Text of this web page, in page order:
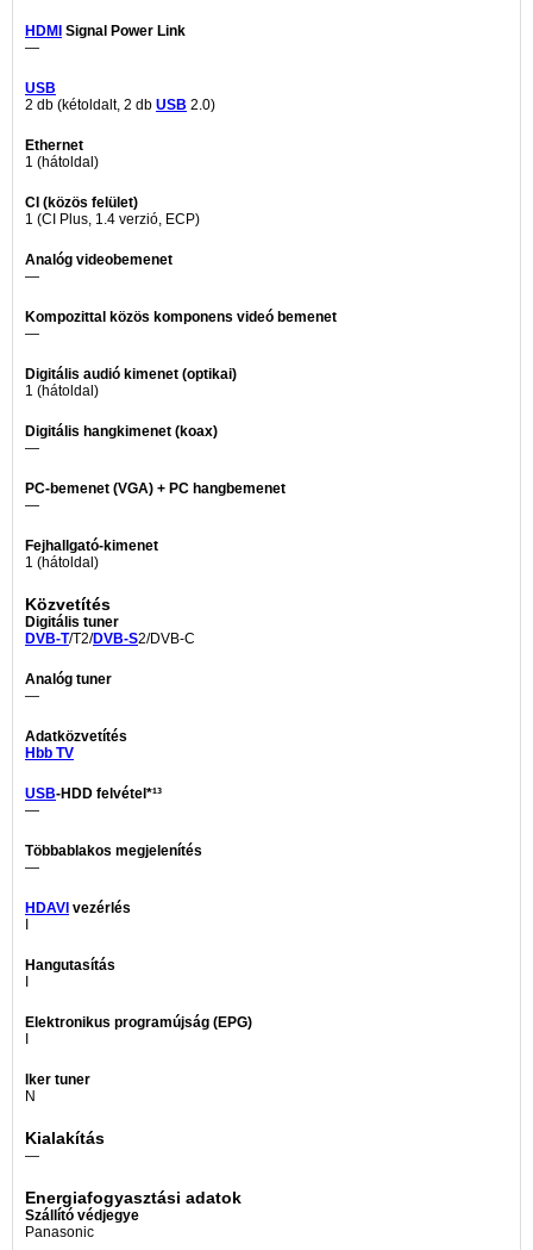
HDMI Signal Power Link
—
USB
2 db (kétoldalt, 2 db USB 2.0)
Ethernet
1 (hátoldal)
CI (közös felület)
1 (CI Plus, 1.4 verzió, ECP)
Analóg videobemenet
—
Kompozittal közös komponens videó bemenet
—
Digitális audió kimenet (optikai)
1 (hátoldal)
Digitális hangkimenet (koax)
—
PC-bemenet (VGA) + PC hangbemenet
—
Fejhallgató-kimenet
1 (hátoldal)
Közvetítés
Digitális tuner
DVB-T/T2/DVB-S2/DVB-C
Analóg tuner
—
Adatközvetítés
Hbb TV
USB-HDD felvétel*¹³
—
Többablakos megjelenítés
—
HDAVI vezérlés
Hangutasítás
Elektronikus programújság (EPG)
Iker tuner
N
Kialakítás
—
Energiafogyasztási adatok
Szállító védjegye
Panasonic